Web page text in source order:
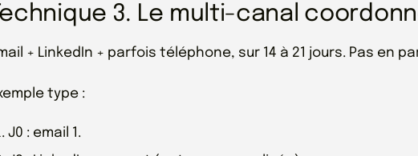
3. Le multi-canal
+ LinkedIn + parfois téléphone, sur 14 à 21 jours. Pas en
type :
J0 : email 1.